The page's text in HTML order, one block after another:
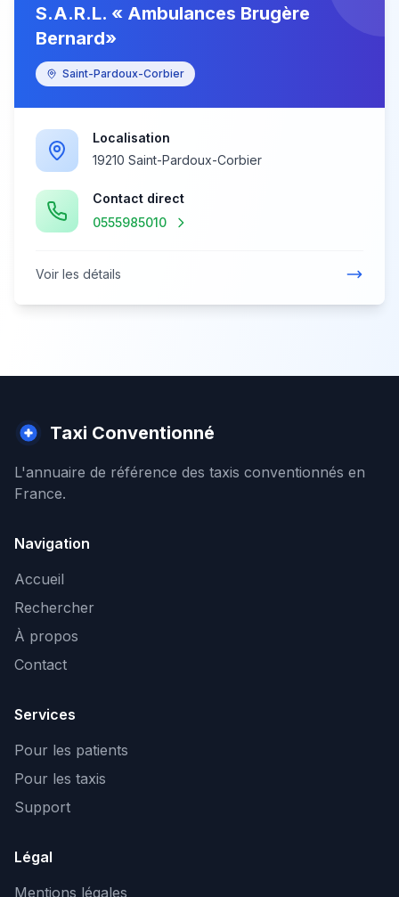
S.A.R.L. « Ambulances Brugère
Bernard»
Saint-Pardoux-Corbier
Localisation
19210 Saint-Pardoux-Corbier
Contact direct
0555985010
Voir les détails
Taxi Conventionné
L'annuaire de référence des taxis conventionnés en
France.
Navigation
Accueil
Rechercher
À propos
Contact
Services
Pour les patients
Pour les taxis
Support
Légal
Mentions légales